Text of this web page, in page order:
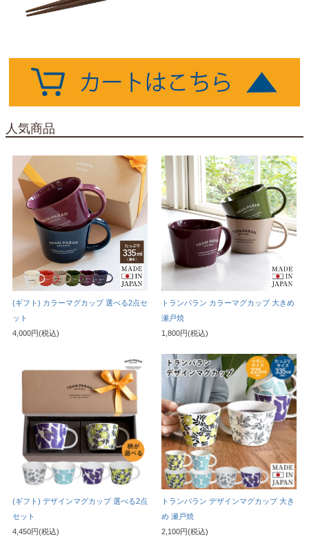
人気商品
(ギフト) カラーマグカップ 選べる2点セ
ット
4,000円(税込)
トランパラン カラーマグカップ 大きめ
瀬戸焼
1,800円(税込)
(ギフト) デザインマグカップ 選べる2点
セット
4,450円(税込)
トランパラン デザインマグカップ 大き
め 瀬戸焼
2,100円(税込)